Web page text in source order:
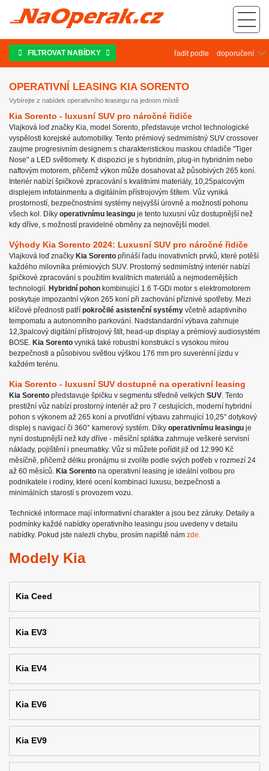
Operativní leasing Kia Sorento
FILTROVAT NABÍDKY řadit podle
OPERATIVNÍ LEASING KIA SORENTO
Vybírejte z nabídek operativního leasingu na jednom místě
Kia Sorento - luxusní SUV pro náročné řidiče
Vlajková loď značky Kia, model Sorento, představuje vrchol technologické
vyspělosti korejské automobilky. Tento prémiový sedmimístný SUV crossover
zaujme progresivním designem s charakteristickou maskou chladiče "Tiger
Nose" a LED světlomety. K dispozici je s hybridním, plug-in hybridním nebo
naftovým motorem, přičemž výkon může dosahovat až působivých 265 koní.
Interiér nabízí špičkové zpracování s kvalitními materiály, 10,25palcovým
displejem infotainmentu a digitálním přístrojovým štítem. Vůz vyniká
prostorností, bezpečnostními systémy nejvyšší úrovně a možností pohonu
všech kol. Díky operativnímu leasingu je tento luxusní vůz dostupnější než
kdy dříve, s možností pravidelné obměny za nejnovější model.
Výhody Kia Sorento 2024: Luxusní SUV pro náročné řidiče
Vlajková loď značky Kia Sorento přináší řadu inovativních prvků, které potěší
každého milovníka prémiových SUV. Prostorný sedmimístný interiér nabízí
špičkové zpracování s použitím kvalitních materiálů a nejmodernějších
technologií. Hybridní pohon kombinující 1.6 T-GDi motor s elektromotorem
poskytuje impozantní výkon 265 koní při zachování příznivé spotřeby. Mezi
klíčové přednosti patří pokročilé asistenční systémy včetně adaptivního
tempomatu a autonomního parkování. Nadstandardní výbava zahrnuje
12,3palcový digitální přístrojový štít, head-up display a prémiový audiosystém
BOSE. Kia Sorento vyniká také robustní konstrukcí s vysokou mírou
bezpečnosti a působivou světlou výškou 176 mm pro suverénní jízdu v
každém terénu.
Kia Sorento - luxusní SUV dostupné na operativní leasing
Kia Sorento představuje špičku v segmentu středně velkých SUV. Tento
prestižní vůz nabízí prostorný interiér až pro 7 cestujících, moderní hybridní
pohon s výkonem až 265 koní a prvotřídní výbavu zahrnující 10,25" dotykový
displej s navigací či 360° kamerový systém. Díky operativnímu leasingu je
nyní dostupnější než kdy dříve - měsíční splátka zahrnuje veškeré servisní
náklady, pojištění i pneumatiky. Vůz si můžete pořídit již od 12.990 Kč
měsíčně, přičemž délku pronájmu si zvolíte podle svých potřeb v rozmezí 24
až 60 měsíců. Kia Sorento na operativní leasing je ideální volbou pro
podnikatele i rodiny, které ocení kombinaci luxusu, bezpečnosti a
minimálních starostí s provozem vozu.
Technické informace mají informativní charakter a jsou bez záruky. Detaily a
podmínky každé nabídky operativního leasingu jsou uvedeny v detailu
nabídky. Pokud jste nalezli chybu, prosím napiště nám zde.
Modely Kia
Kia Ceed
Kia EV3
Kia EV4
Kia EV6
Kia EV9